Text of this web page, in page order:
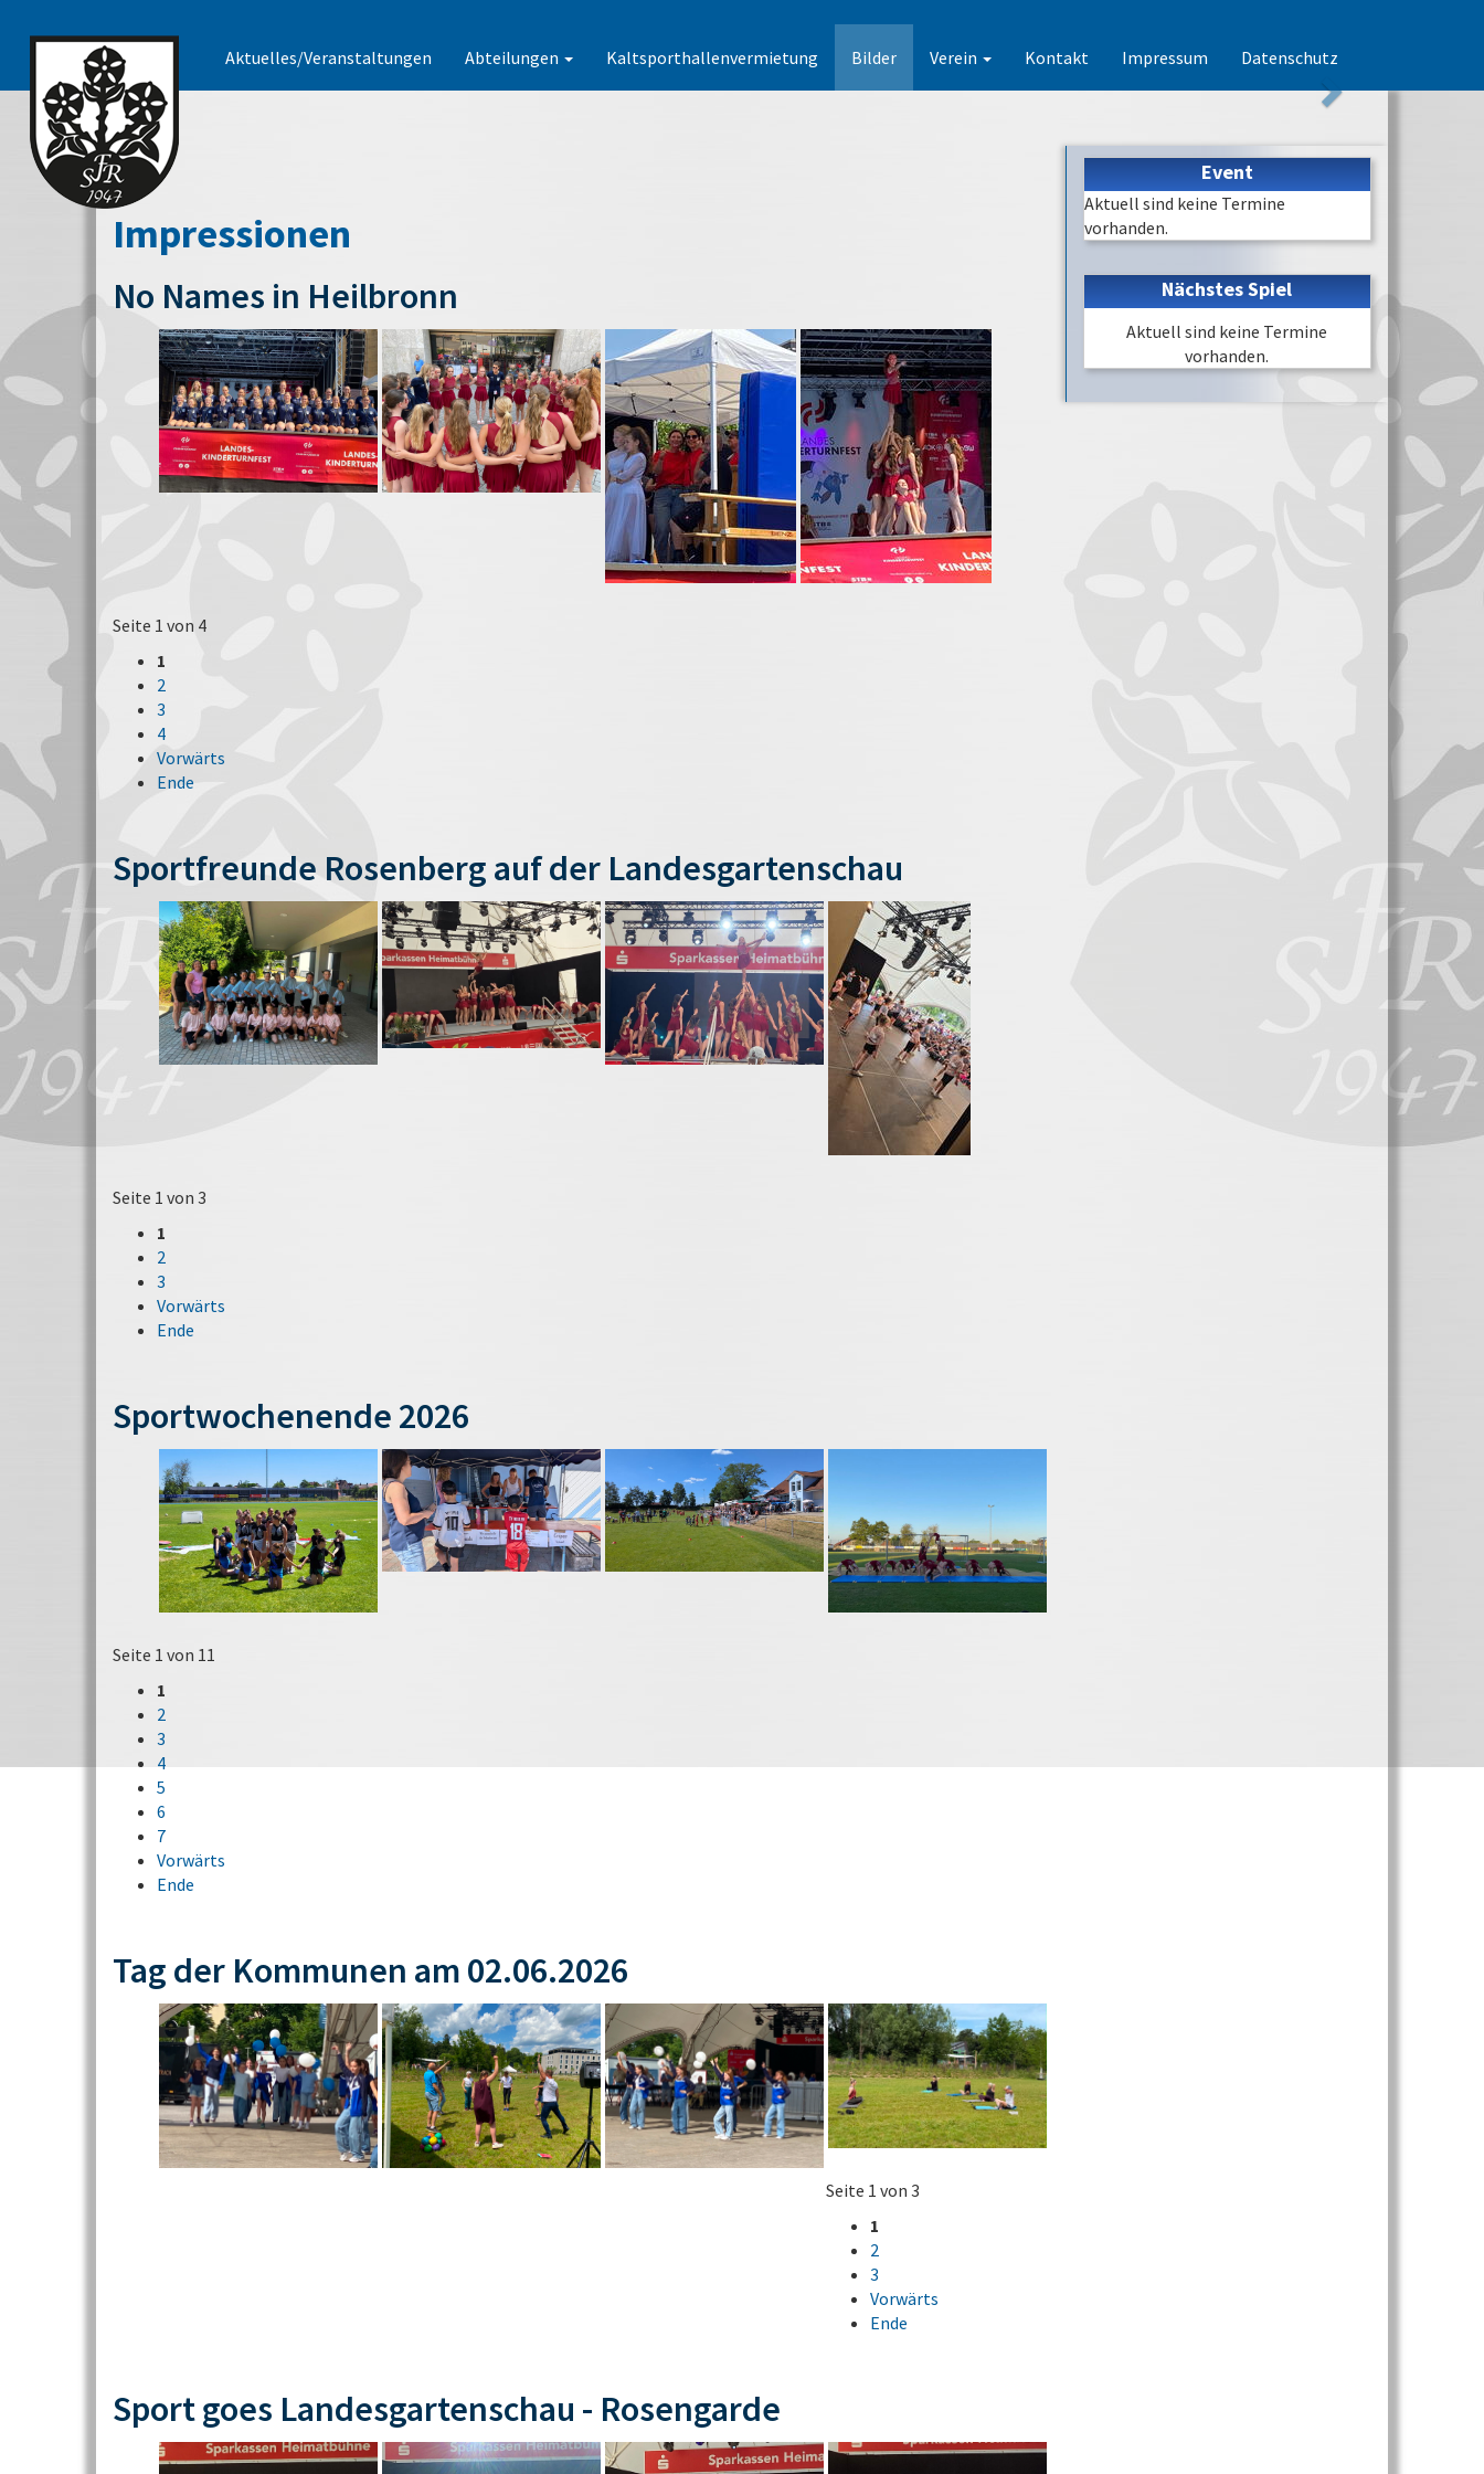
Aktuelles/Veranstaltungen Abteilungen Kaltsporthallenvermietung Bilder Verein Kontakt Impressum Datenschutz
Impressionen
No Names in Heilbronn
Seite 1 von 4
1
2
3
4
Vorwärts
Ende
Sportfreunde Rosenberg auf der Landesgartenschau
Seite 1 von 3
1
2
3
Vorwärts
Ende
Sportwochenende 2026
Seite 1 von 11
1
2
3
4
5
6
7
Vorwärts
Ende
Tag der Kommunen am 02.06.2026
Seite 1 von 3
1
2
3
Vorwärts
Ende
Sport goes Landesgartenschau - Rosengarde
Event
Aktuell sind keine Termine
vorhanden.
Nächstes Spiel
Aktuell sind keine Termine
vorhanden.